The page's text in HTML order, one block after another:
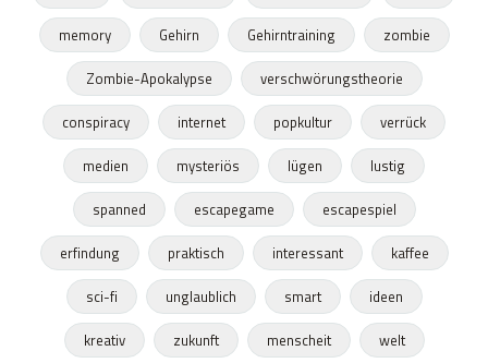
memory
Gehirn Gehirntraining
zombie
Zombie-Apokalypse
verschwörungstheorie
conspiracy
internet popkultur
verrück
medien
mysteriös lügen
lustig
spanned
escapegame
escapespiel
erfindung
praktisch interessant
kaffee
sci-fi
unglaublich smart
ideen
kreativ
zukunft menscheit
welt